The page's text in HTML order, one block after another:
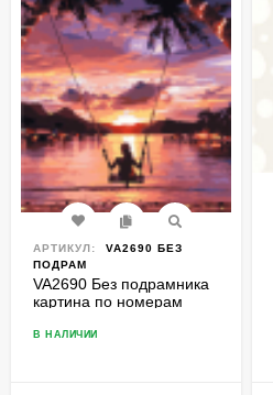
АРТИКУЛ:
VA2690 БЕЗ
ПОДРАМ
VA2690 Без подрамника
картина по номерам
В НАЛИЧИИ